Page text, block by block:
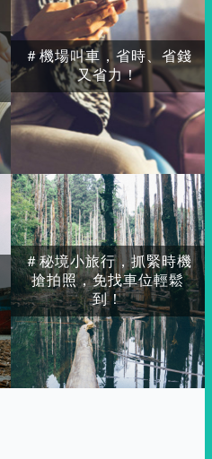
＃秘境小旅行，抓緊時機
搶拍照，免找車位輕鬆
到！
＃機場叫車，省時、省錢
又省力！